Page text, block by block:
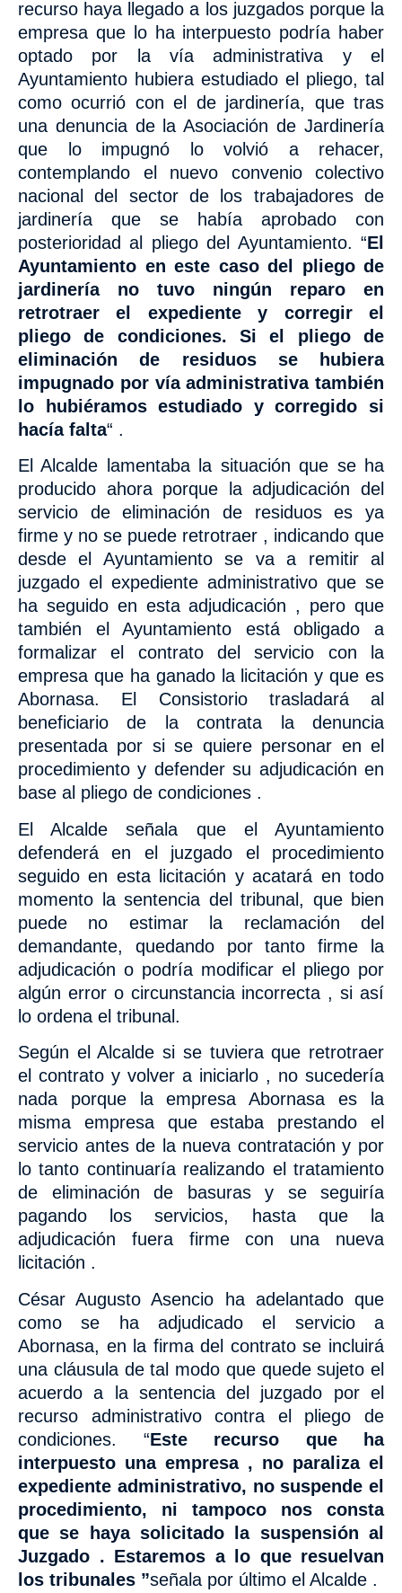
recurso haya llegado a los juzgados porque la
empresa que lo ha interpuesto podría haber
optado por la vía administrativa y el
Ayuntamiento hubiera estudiado el pliego, tal
como ocurrió con el de jardinería, que tras
una denuncia de la Asociación de Jardinería
que lo impugnó lo volvió a rehacer,
contemplando el nuevo convenio colectivo
nacionaldel sector de
los trabajadores de
jardinería que se había aprobado con
posterioridad al pliego del Ayuntamiento. “El
Ayuntamiento en este caso del pliego de
jardinería no tuvo ningún reparo en
retrotraer el expediente y corregir el
pliego de condiciones. Si el pliego de
eliminación de residuos se hubiera
impugnado por vía administrativa también
lo hubiéramos estudiado y corregido si
hacía falta“ .
El Alcalde lamentaba la situación que se ha
producido ahora porque la adjudicación del
servicio de eliminación de residuos es ya
firme y no se puede retrotraer , indicando que
desde el Ayuntamiento se va a remitir al
juzgado el expediente administrativo que se
ha seguido en esta adjudicación , pero que
también el Ayuntamiento está obligado a
formalizar el contrato del servicio con la
empresa que ha ganado la licitación y que es
Abornasa. El Consistorio trasladará al
beneficiario de la contrata la denuncia
presentada por si se quiere personar en el
procedimiento y defender su adjudicación en
base al pliego de condiciones .
El Alcalde señala que el Ayuntamiento
defenderá en el juzgado el procedimiento
seguido en esta licitación y acatará en todo
momento la sentencia del tribunal, que bien
puede no estimar la reclamación del
demandante,
quedando por tanto firme la
adjudicación o podría modificar el pliego por
algún error o circunstancia incorrecta , si así
lo ordena el tribunal.
Según el Alcalde si se tuviera que retrotraer
el contrato y volver a iniciarlo , no sucedería
nada porque la empresa Abornasa es la
misma empresa que estaba prestando el
servicio antes de la nueva contratación y por
lo tanto continuaría realizando el tratamiento
de eliminación de basuras y se seguiría
pagando los servicios,
hasta que la
adjudicación fuera firme con una nueva
licitación .
César Augusto Asencio ha adelantado que
como se ha adjudicado el servicio a
Abornasa, en la firma del contrato se incluirá
una cláusula de tal modo que quede sujeto el
acuerdo a la sentenciadel juzgado por el
recurso administrativo contra el pliego de
condiciones. “Este recurso que ha
interpuesto una empresa , no paraliza el
expediente administrativo, no suspende el
procedimiento, ni tampoco nos consta
que se haya solicitado la suspensión al
Juzgado . Estaremos a lo que resuelvan
los tribunales ”señala por último el Alcalde .